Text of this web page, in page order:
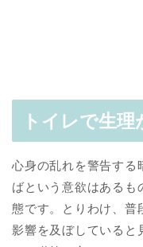
トイレで生
心身の乱れを警告する
ばという意欲はあるも
態です。とりわけ、普
影響を及ぼしていると